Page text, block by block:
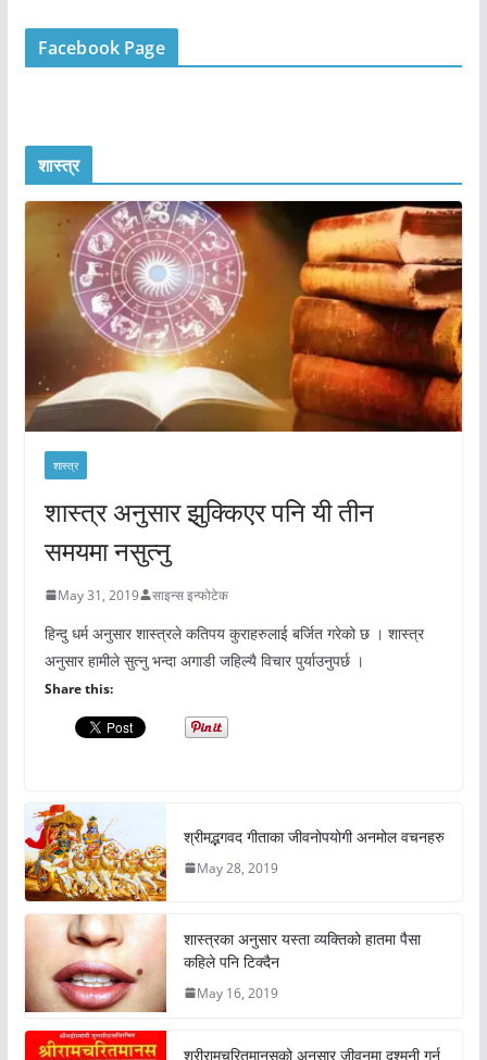
Facebook Page
शास्त्र
शास्त्र
शास्त्र अनुसार झुक्किएर पनि यी तीन
समयमा नसुत्नु
May 31, 2019 साइन्स इन्फोटेक
हिन्दु धर्म अनुसार शास्त्रले कतिपय कुराहरुलाई बर्जित गरेको छ । शास्त्र
अनुसार हामीले सुत्नु भन्दा अगाडी जहिल्यै विचार पुर्याउनुपर्छ ।
Share this:
श्रीमद्भगवद गीताका जीवनोपयोगी अनमोल वचनहरु
May 28, 2019
शास्त्रका अनुसार यस्ता व्यक्तिको हातमा पैसा
कहिले पनि टिक्दैन
May 16, 2019
श्रीरामचरितमानसको अनुसार जीवनमा दुश्मनी गर्न